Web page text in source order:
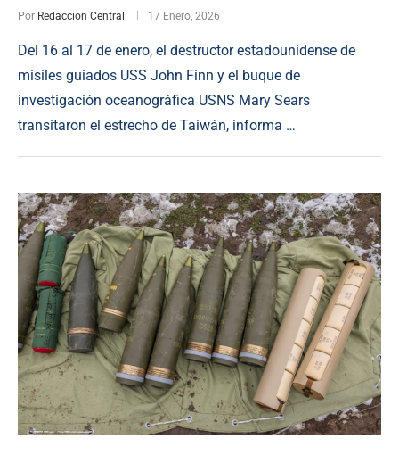
Por Redaccion Central 17 Enero, 2026
Del 16 al 17 de enero, el destructor estadounidense de
misiles guiados USS John Finn y el buque de
investigación oceanográfica USNS Mary Sears
transitaron el estrecho de Taiwán, informa …